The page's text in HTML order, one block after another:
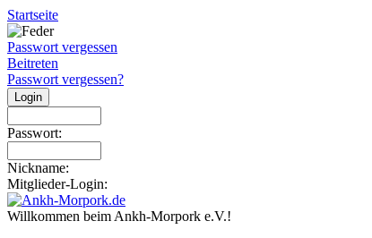
Startseite
Passwort vergessen
Beitreten
Passwort vergessen?
Passwort:
Nickname:
Mitglieder-Login:
Willkommen beim Ankh-Morpork e.V.!